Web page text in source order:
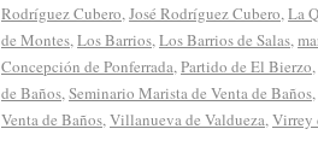
Rodríguez Cubero,José Rodríguez Cubero,La
de Montes,Los Barrios,Los Barrios de Salas,
Concepción de Ponferrada,Partido de El Bierzo,
de Baños,Seminario Marista de Venta de Baños,
Venta de Baños,Villanueva de Valdueza,Virrey